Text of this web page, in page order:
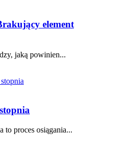
element
jaką powinien...
to proces osiągania...